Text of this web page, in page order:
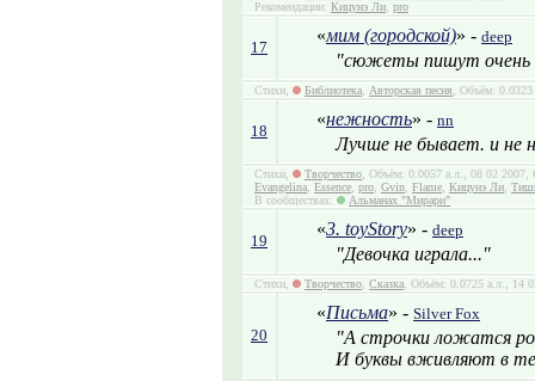
Рекомендации: Кицунэ Ли pro
17
«мим (городской)» - deep
"сюжеты пишут очень
Стихи, Библиотека Авторская песня , Объём:
18
«нежность» - nn
Лучше не бывает. и не
Стихи, Творчество , Объём: 0.0057 а.л., 08 02
Evangelina Essence pro Gvin Flame Кицунэ Ли
В сообществах:
Альманах "Мирари"
19
«3. toyStory» - deep
"Девочка играла..."
Стихи, Творчество Сказка , Объём: 0.0725 а.л., 14
20
«Письма» - Silver Fox
"А строчки ложатся
И буквы вживляют в